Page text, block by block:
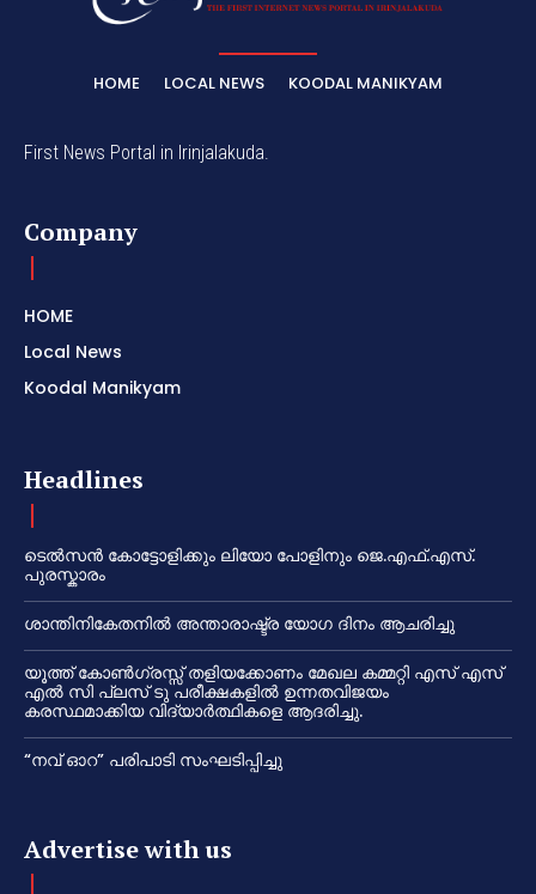
HOME LOCAL NEWS KOODAL MANIKYAM
First News Portal in Irinjalakuda.
Company
HOME
Local News
Koodal Manikyam
Headlines
ടെൽസൻ കോട്ടോളിക്കും ലിയോ പോളിനും ജെ.എഫ്.എസ്.
പുരസ്കാരം
ശാന്തിനികേതനിൽ അന്താരാഷ്ട്ര യോഗ ദിനം ആചരിച്ചു
യൂത്ത് കോൺഗ്രസ്സ് തളിയക്കോണം മേഖല കമ്മറ്റി എസ് എസ്
എൽ സി പ്ലസ് ടു പരീക്ഷകളിൽ ഉന്നതവിജയം
കരസ്ഥമാക്കിയ വിദ്യാർത്ഥികളെ ആദരിച്ചു.
“നവ് ഓറ” പരിപാടി സംഘടിപ്പിച്ചു
Advertise with us